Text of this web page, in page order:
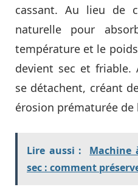
cassant. Au lieu de
naturelle pour
température et le
devient sec et friable.
se détachent, créant
érosion prématurée de
Lire aussi :
Machine
sec : comment